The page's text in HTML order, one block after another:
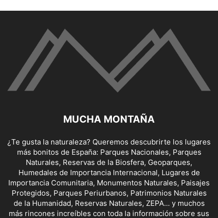
MUCHA MONTAÑA
¿Te gusta la naturaleza? Queremos descubrirte los lugares
más bonitos de España: Parques Nacionales, Parques
Naturales, Reservas de la Biosfera, Geoparques,
Humedales de Importancia Internacional, Lugares de
Importancia Comunitaria, Monumentos Naturales, Paisajes
Protegidos, Parques Periurbanos, Patrimonios Naturales
de la Humanidad, Reservas Naturales, ZEPA... y muchos
más rincones increíbles con toda la información sobre sus